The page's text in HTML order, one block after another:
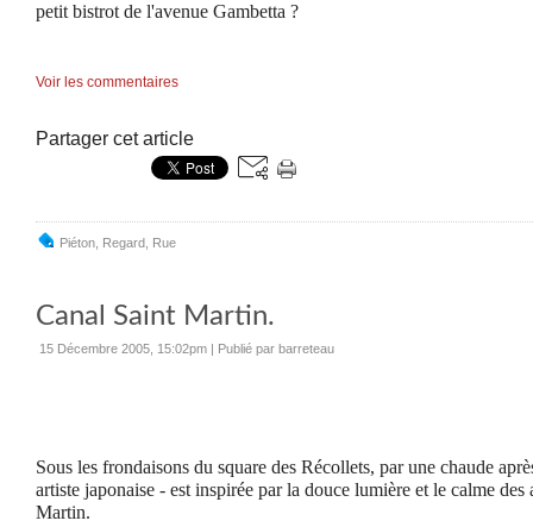
petit bistrot de l'avenue Gambetta ?
Voir les commentaires
Partager cet article
Piéton Regard Rue
Canal Saint Martin.
15 Décembre 2005, 15:02pm | Publié par barreteau
Sous les frondaisons du square des Récollets, par une chaude
artiste japonaise - est inspirée par la douce lumière et le calme des
Martin.